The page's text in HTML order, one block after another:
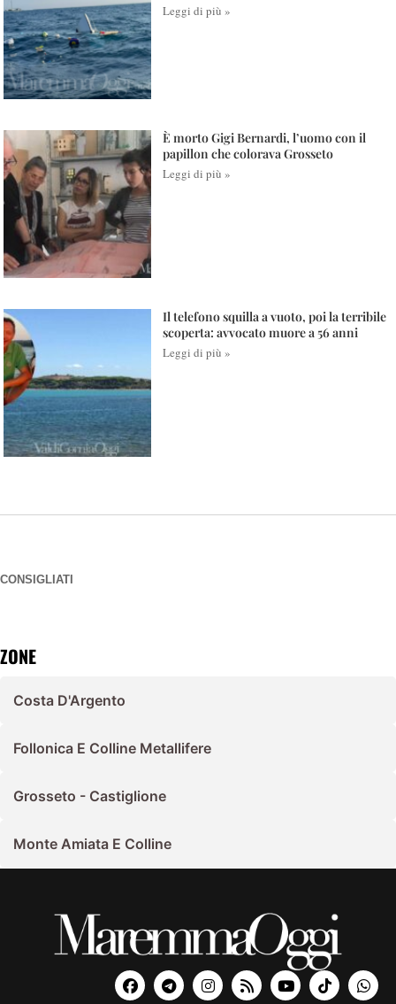
Leggi di più »
È morto Gigi Bernardi, l’uomo con il
papillon che colorava Grosseto
Leggi di più »
Il telefono squilla a vuoto, poi la terribile
scoperta: avvocato muore a 56 anni
Leggi di più »
CONSIGLIATI
ZONE
Costa D'Argento
Follonica E Colline Metallifere
Grosseto - Castiglione
Monte Amiata E Colline